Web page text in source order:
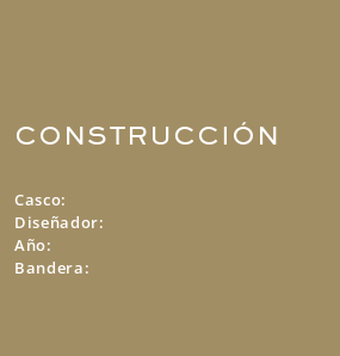
CONSTRUCCIÓN
Casco:
Diseñador:
Año:
Bandera: